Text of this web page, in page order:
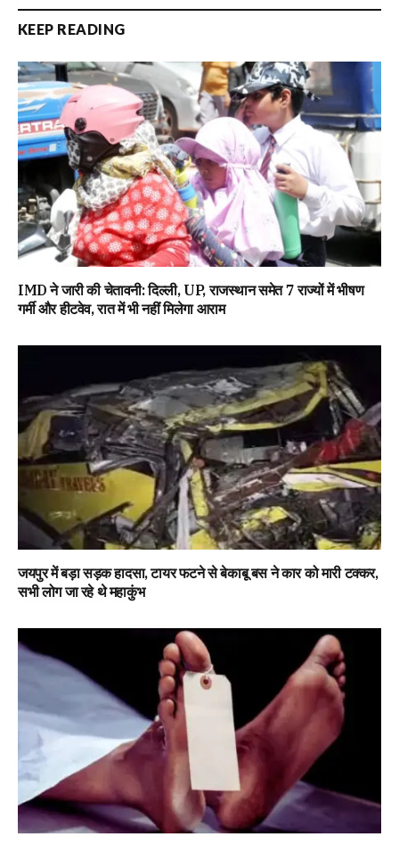
KEEP READING
IMD ने जारी की चेतावनी: दिल्ली, UP, राजस्थान समेत 7 राज्यों में भीषण
गर्मी और हीटवेव, रात में भी नहीं मिलेगा आराम
जयपुर में बड़ा सड़क हादसा, टायर फटने से बेकाबू बस ने कार को मारी टक्कर,
सभी लोग जा रहे थे महाकुंभ